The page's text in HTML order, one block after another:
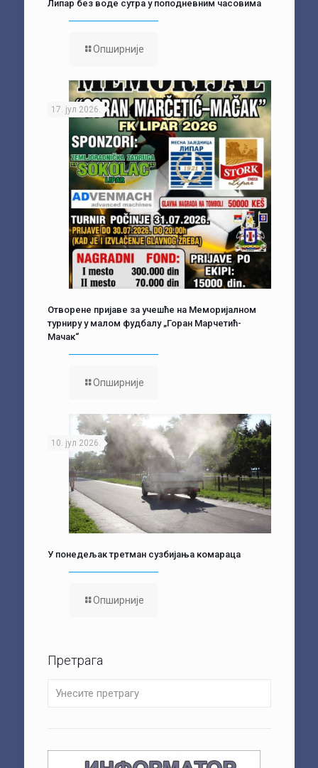
Липар без воде сутра у поподневним часовима
Опширније
17. јул 2026.
Отворене пријаве за учешће на Меморијалном
турниру у малом фудбалу „Горан Марчетић-
Мачак“
Опширније
10. јул 2026.
У понедељак третман сузбијања комараца
Опширније
Претрага